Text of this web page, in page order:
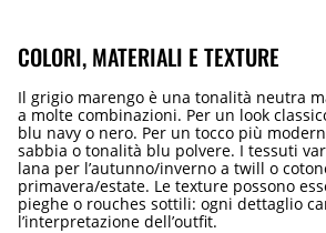
COLORI, MATERIALI E TEXTURE
Il grigio marengo è una tonalità neutra
a molte combinazioni. Per un look
blu navy o nero. Per un tocco più
sabbia o tonalità blu polvere. I tessuti
lana per l’autunno/inverno a twill o
primavera/estate. Le texture possono
pieghe o rouches sottili: ogni dettaglio
l’interpretazione dell’outfit.